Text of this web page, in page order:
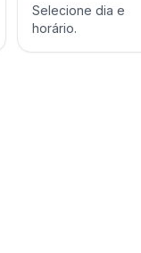
Selecione dia e
horário.